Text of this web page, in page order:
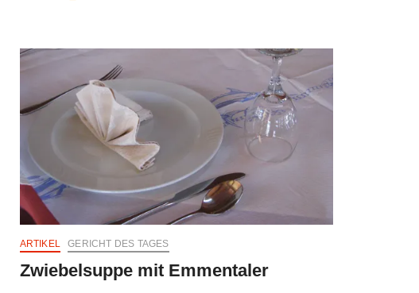
ARTIKEL GERICHT DES TAGES
Zwiebelsuppe mit Emmentaler